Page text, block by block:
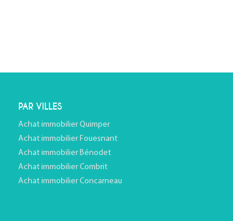
PAR VILLES
Achat immobilier Quimper
Achat immobilier Fouesnant
Achat immobilier Bénodet
Achat immobilier Combrit
Achat immobilier Concarneau